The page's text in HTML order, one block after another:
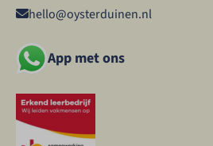
hello@oysterduinen.nl
App met ons